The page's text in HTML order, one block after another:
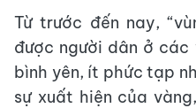
Từ trước đến nay,
được người dân ở
bình yên, ít phức tạp
sự xuất hiện của